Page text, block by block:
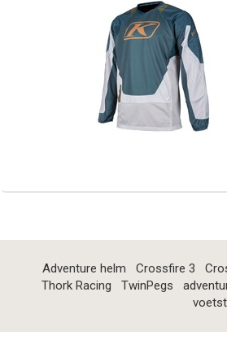
Adventure helm Crossfire 3
Thork Racing
TwinPegs